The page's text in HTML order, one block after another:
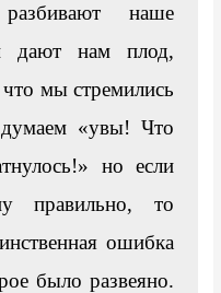
наше
дают нам плод,
мы стремились
«увы! Что
но если
правильно, то
ошибка
было развеяно.